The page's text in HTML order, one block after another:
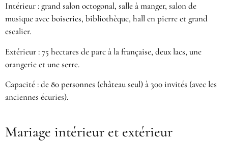
Intérieur : grand salon octogonal, salle à manger, salon de
musique avec boiseries, bibliothèque, hall en pierre et grand
escalier.
Extérieur : 75 hectares de parc à la française, deux lacs, une
orangerie et une serre.
Capacité : de 80 personnes (château seul) à 300 invités (avec les
anciennes écuries).
Mariage intérieur et extérieur